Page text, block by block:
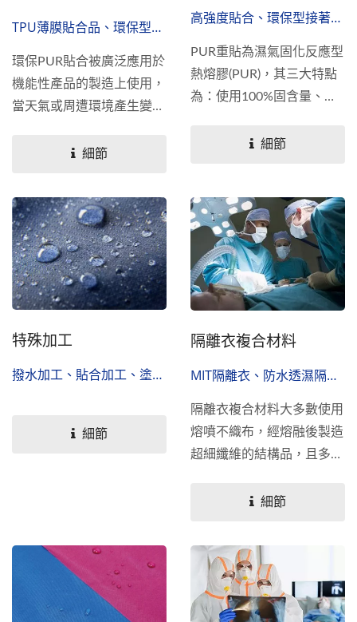
TPU薄膜貼合品、環保型接
環保PUR貼合被廣泛應用於
機能性產品的製造上使用，
當天氣或周遭環境產生變化
搭配，可以應對各種環境表
防風與防水等不同功能性。
細節
高強度貼合、環保型接著
PUR重貼為濕氣固化反應型
熱熔膠(PUR)，其三大特點
為：使用100%固含量、無
綠色製程。其上膠量比例較
度；與市場上溶劑型接著劑
相較可以了解到，其溶劑型
非100%的成分使用，製程
中需加入烘乾、加熱，待溶
劑揮發後會產生VOCs排
了保護環境生態，您可以選
細節
特殊加工
撥水加工、貼合加工、塗層
細節
隔離衣複合材料
MIT隔離衣、防水透濕隔離
隔離衣複合材料大多數使用
熔噴不織布，經熔融後製造
超細纖維的結構品，且多數
行妥善的回收，將會帶給環
人類，因此我們將這個問題
進一步研究，使用特定的布
料為基底，貼合具回收的透
濕薄膜，其中與熔噴不織布
細節